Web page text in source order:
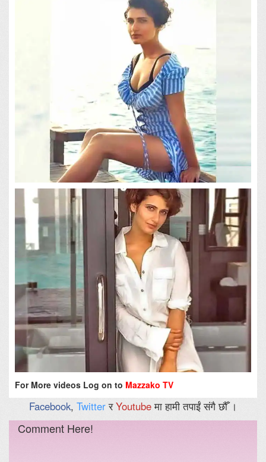
For More videos Log on to Mazzako TV
Facebook, TwitterरYoutubeमा हामी तपाईं संगै छौँ ।
Comment Here!